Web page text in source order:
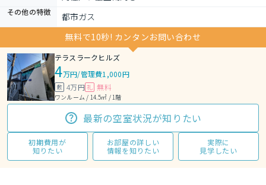
その他の特徴
都市ガス
無料で10秒! カンタンお問い合わせ
テラスラークヒルズ
4万円/管理費1,000円
敷 4万円 礼 無料
ワンルーム / 14.5㎡ / 1階
最新の空室状況が知りたい
初期費用が
知りたい
お部屋の詳しい
情報を知りたい
実際に
見学したい